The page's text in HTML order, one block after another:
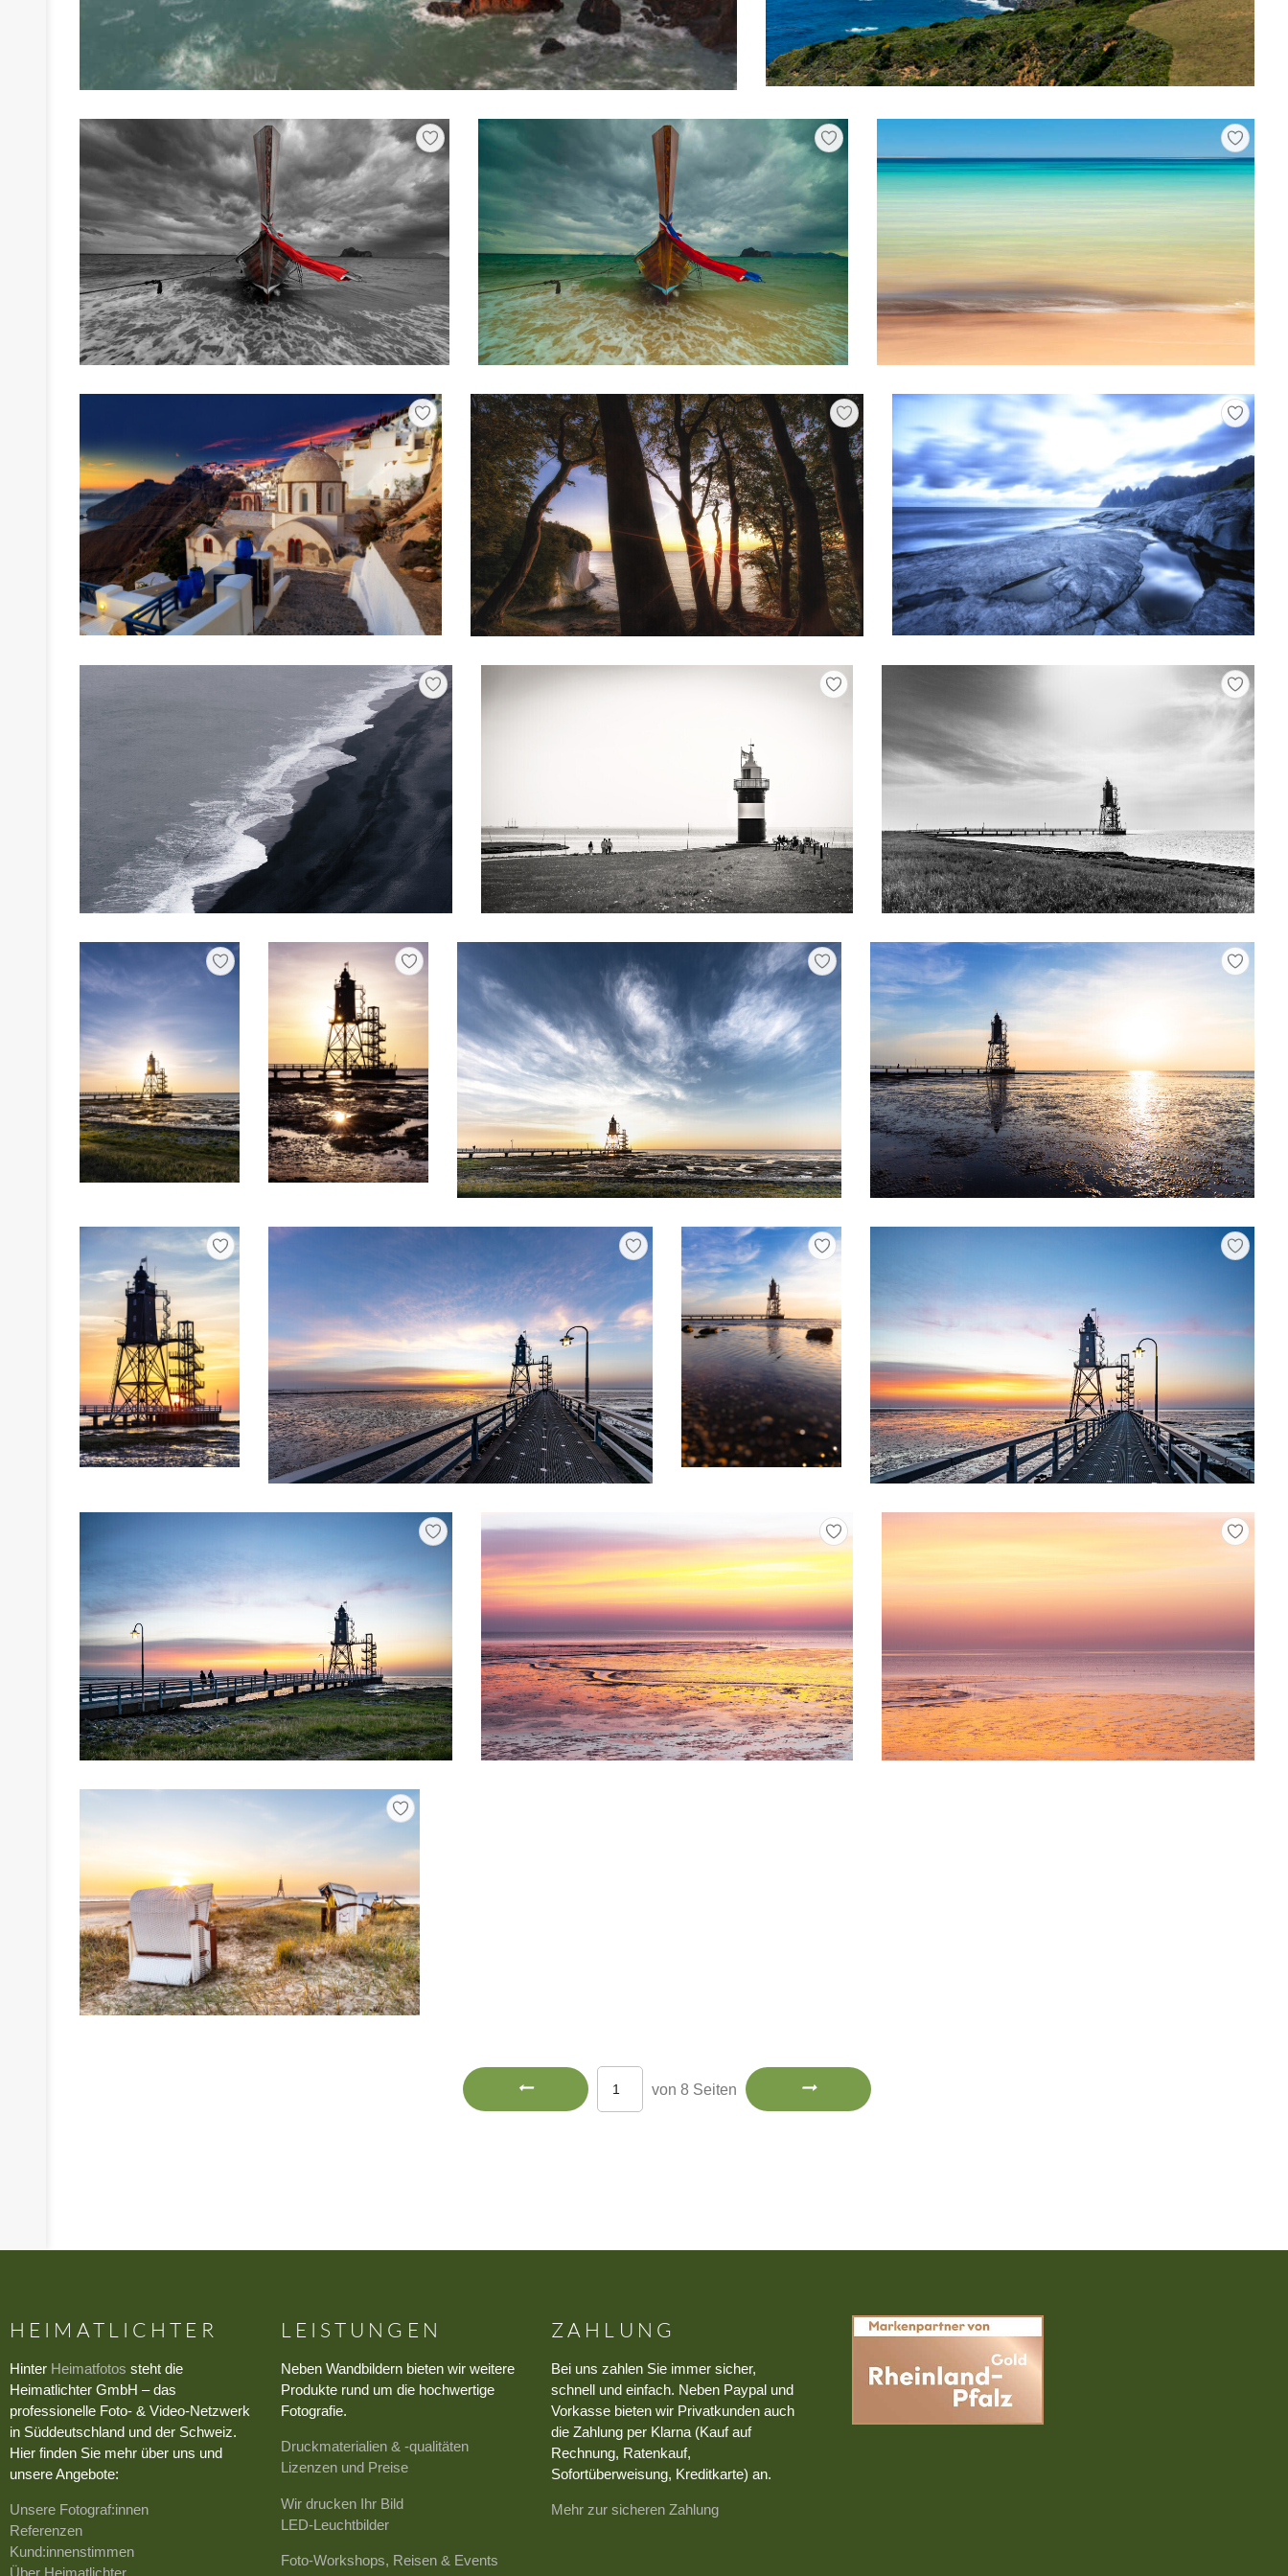
von 8 Seiten
HEIMATLICHTER
Hinter Heimatfotos steht die
Heimatlichter GmbH – das
professionelle Foto- & Video-Netzwerk
in Süddeutschland und der Schweiz.
Hier finden Sie mehr über uns und
unsere Angebote:
Unsere Fotograf:innen
Referenzen
Kund:innenstimmen
LEISTUNGEN
Neben Wandbildern bieten wir weitere
Produkte rund um die hochwertige
Fotografie.
Druckmaterialien & -qualitäten
Lizenzen und Preise
Wir drucken Ihr Bild
LED-Leuchtbilder
Foto-Workshops, Reisen & Events
ZAHLUNG
Bei uns zahlen Sie immer sicher,
schnell und einfach. Neben Paypal und
Vorkasse bieten wir Privatkunden auch
die Zahlung per Klarna (Kauf auf
Rechnung, Ratenkauf,
Sofortüberweisung, Kreditkarte) an.
Mehr zur sicheren Zahlung